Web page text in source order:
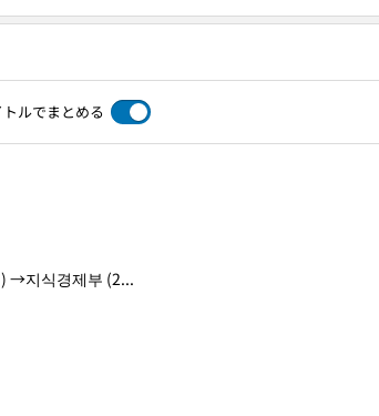
ルでまとめる
→지식경제부 (2...